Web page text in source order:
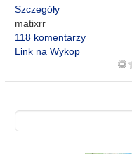
Szczegóły
matixrr
118 komentarzy
Link na Wykop